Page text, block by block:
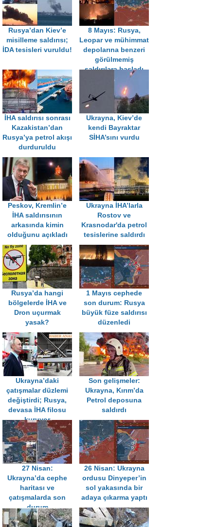
Rusya’dan Kiev’e
misilleme saldırısı;
İDA tesisleri vuruldu!
8 Mayıs: Rusya,
Leopar ve mühimmat
depolarına benzeri
görülmemiş
saldırılara başladı
İHA saldırısı sonrası
Kazakistan’dan
Rusya’ya petrol akışı
durduruldu
Ukrayna, Kiev’de
kendi Bayraktar
SİHA’sını vurdu
Peskov, Kremlin’e
İHA saldırısının
arkasında kimin
olduğunu açıkladı
Ukrayna İHA’larla
Rostov ve
Krasnodar'da petrol
tesislerine saldırdı
Rusya’da hangi
bölgelerde İHA ve
Dron uçurmak
yasak?
1 Mayıs cephede
son durum: Rusya
büyük füze saldırısı
düzenledi
Ukrayna’daki
çatışmalar düzlemi
değiştirdi; Rusya,
devasa İHA filosu
kuruyor
Son gelişmeler:
Ukrayna, Kırım’da
Petrol deposuna
saldırdı
27 Nisan:
Ukrayna’da cephe
haritası ve
çatışmalarda son
durum
26 Nisan: Ukrayna
ordusu Dinyeper’in
sol yakasında bir
adaya çıkarma yaptı